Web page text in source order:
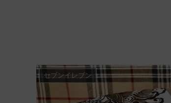
セブンイレブン